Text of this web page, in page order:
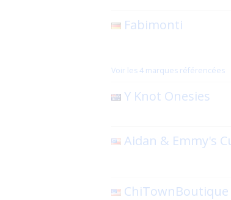
Fabimonti
Voir les 4 marques référencées
Y Knot Onesies
Aidan & Emmy's
ChiTownBoutique